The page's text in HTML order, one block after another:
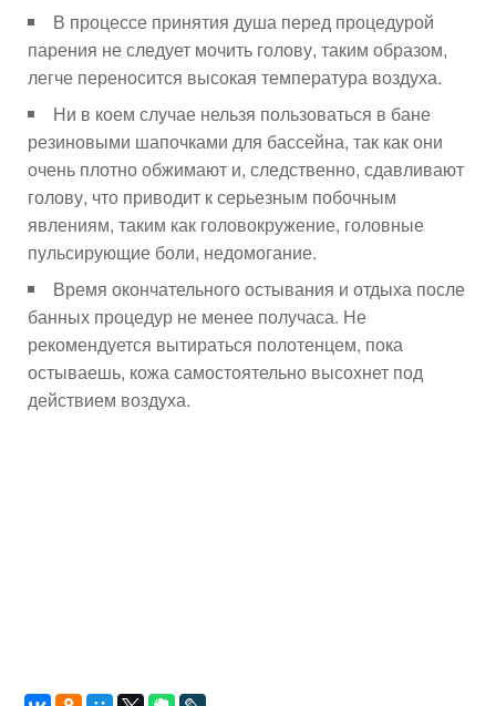
В процессе принятия душа перед процедурой
парения не следует мочить голову, таким образом,
легче переносится высокая температура воздуха.
Ни в коем случае нельзя пользоваться в бане
резиновыми шапочками для бассейна, так как они
очень плотно обжимают и, следственно, сдавливают
голову, что приводит к серьезным побочным
явлениям, таким как головокружение, головные
пульсирующие боли, недомогание.
Время окончательного остывания и отдыха после
банных процедур не менее получаса. Не
рекомендуется вытираться полотенцем, пока
остываешь, кожа самостоятельно высохнет под
действием воздуха.